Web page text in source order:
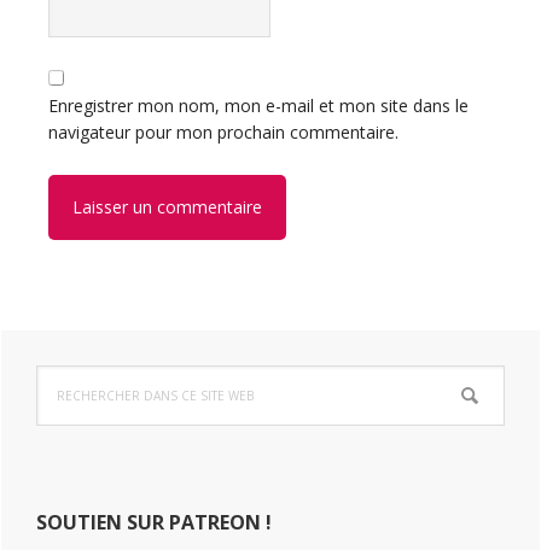
Enregistrer mon nom, mon e-mail et mon site dans le
navigateur pour mon prochain commentaire.
Barre
latérale
dans
ce
SOUTIEN SUR PATREON !